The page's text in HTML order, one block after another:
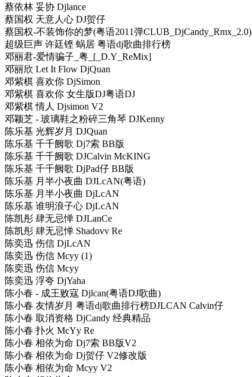
蔡依林 妥协 Djlance
蔡国权 天意人心 DJ贺仔
蔡国权-不装饰你的梦(粤语2011弹CLUB_DjCandy_Rmx_2.0)
超级巨声 许廷铿 蜗居 粤语dj歌曲排行榜
邓丽君-爱情骗子_粤_[_D.Y_ReMix]
邓丽欣 Let It Flow DjQuan
邓紫棋 喜欢你 DjSimon
邓紫棋 喜欢你 女生版DJ粤语DJ
邓紫棋 情人 Djsimon V2
邓颖芝 - 玻璃鞋之粉碎三角琴 DJKenny
陈乐基 光辉岁月 DJQuan
陈乐基 千千阙歌 Dj7索 BB版
陈乐基 千千阙歌 DJCalvin McKING
陈乐基 千千阙歌 DjPad仔 BB版
陈乐基 月半小夜曲 DJLcAN(粤语)
陈乐基 月半小夜曲 DjLcAN
陈乐基 谁明浪子心 DjLcAN
陈凯彤 肆无忌惮 DJLanCe
陈凯彤 肆无忌惮 Shadovv Re
陈奕迅 伤信 DjLcAN
陈奕迅 伤信 Mcyy (1)
陈奕迅 伤信 Mcyy
陈奕迅 浮夸 DjYaha
陈小春 - 成王败寇 Djlcan(粤语DJ歌曲)
陈小春 友情岁月 粤语dj歌曲排行榜DJLCAN Calvin仔
陈小春 取消资格 DjCandy 经典精品
陈小春 扑火 McYy Re
陈小春 相依为命 Dj7索 BB版V2
陈小春 相依为命 Dj贺仔 V2修改版
陈小春 相依为命 Mcyy V2